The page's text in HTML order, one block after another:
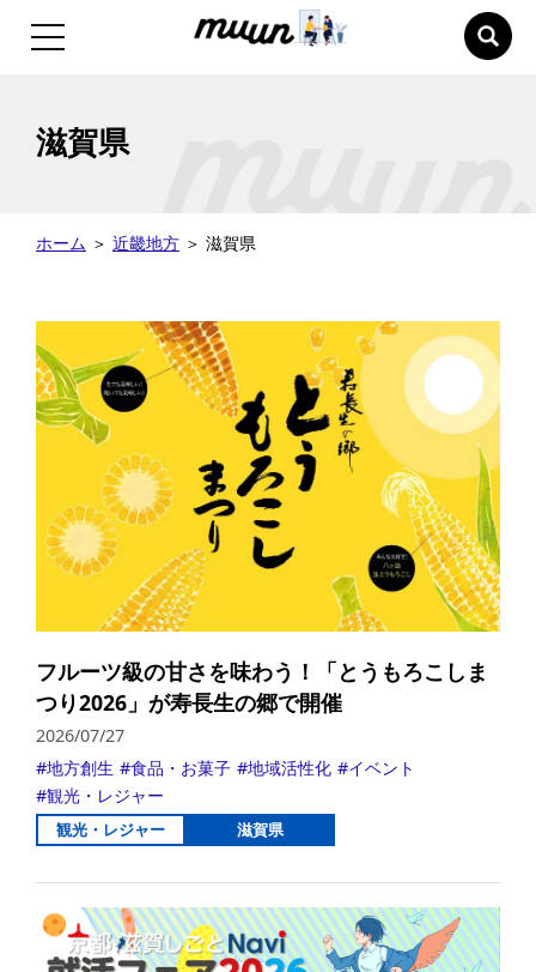
滋賀県
ホーム ＞ 近畿地方 ＞ 滋賀県
フルーツ級の甘さを味わう！「とうもろこしま
つり2026」が寿長生の郷で開催
2026/07/27
地方創生
食品・お菓子 地域活性化
イベント
観光・レジャー
観光・レジャー 滋賀県